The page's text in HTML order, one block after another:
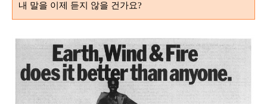
내 말을 이제 듣지 않을 건가요?